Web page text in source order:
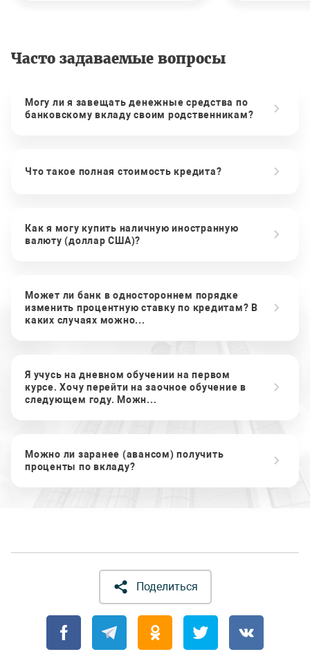
Часто задаваемые вопросы
Могу ли я завещать денежные средства по
банковскому вкладу своим родственникам?
Что такое полная стоимость кредита?
Как я могу купить наличную иностранную
валюту (доллар США)?
Может ли банк в одностороннем порядке
изменить процентную ставку по кредитам? В
каких случаях можно...
Я учусь на дневном обучении на первом
курсе. Хочу перейти на заочное обучение в
следующем году. Можн...
Можно ли заранее (авансом) получить
проценты по вкладу?
Поделиться